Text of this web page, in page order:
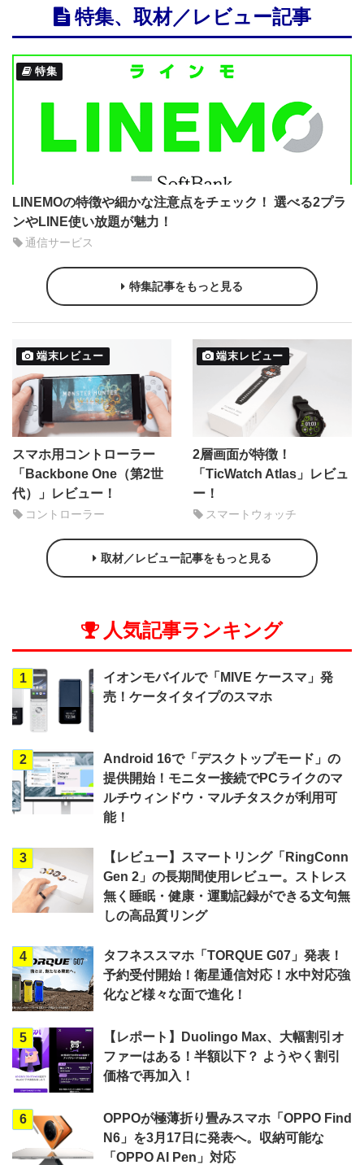
特集、取材／レビュー記事
特集
LINEMOの特徴や細かな注意点をチェック！ 選べる2プラ
ンやLINE使い放題が魅力！
通信サービス
特集記事をもっと見る
端末レビュー
スマホ用コントローラー
「Backbone One（第2世
代）」レビュー！
コントローラー
端末レビュー
2層画面が特徴！
「TicWatch Atlas」レビュ
ー！
スマートウォッチ
取材／レビュー記事をもっと見る
人気記事ランキング
1
イオンモバイルで「MIVE ケースマ」発
売！ケータイタイプのスマホ
2
Android 16で「デスクトップモード」の
提供開始！モニター接続でPCライクのマ
ルチウィンドウ・マルチタスクが利用可
能！
3
【レビュー】スマートリング「RingConn
Gen 2」の長期間使用レビュー。ストレス
無く睡眠・健康・運動記録ができる文句無
しの高品質リング
4
タフネススマホ「TORQUE G07」発表！
予約受付開始！衛星通信対応！水中対応強
化など様々な面で進化！
5
【レポート】Duolingo Max、大幅割引オ
ファーはある！半額以下？ ようやく割引
価格で再加入！
6
OPPOが極薄折り畳みスマホ「OPPO Find
N6」を3月17日に発表へ。収納可能な
「OPPO AI Pen」対応